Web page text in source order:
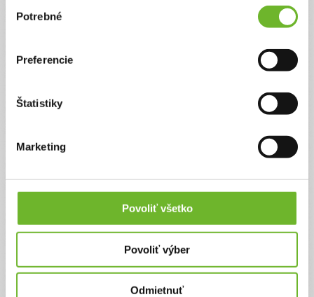
súhlasu
Potrebné
Preferencie
Štatistiky
Marketing
Povoliť všetko
Povoliť výber
Odmietnuť
Jonáško začína s novými cvikmi
Jonáško po Vianočnom oddychu začina s novými cvikmi. Postupne
začal chodiť na logopédiu. Momentálne riešime včasnú intervenciu
pre nevidiacich a slabozrakých aby nám pomohli aj zo zrakom.
Jonáško začina sa sám púšťat bez pomoci chodiť po byte.
Jonáško napreduje